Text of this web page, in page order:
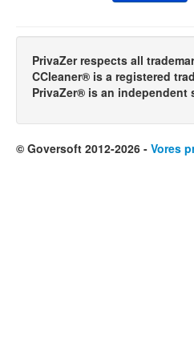
PrivaZer respects all
CCleaner® is a registered
PrivaZer® is an
© Goversoft 2012-2026 - Vores